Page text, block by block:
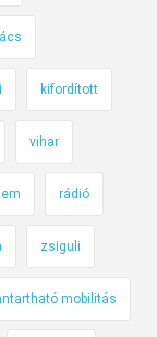
kifordított
vihar
rádió
zsiguli
mobilitás